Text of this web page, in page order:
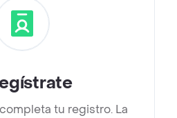
tu registro. La